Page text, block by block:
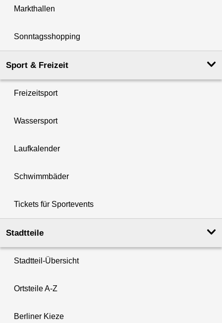
Markthallen
Sonntagsshopping
Sport & Freizeit
Freizeitsport
Wassersport
Laufkalender
Schwimmbäder
Tickets für Sportevents
Stadtteile
Stadtteil-Übersicht
Ortsteile A-Z
Berliner Kieze